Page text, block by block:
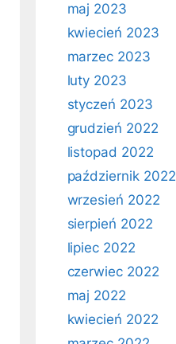
maj 2023
kwiecień 2023
marzec 2023
luty 2023
styczeń 2023
grudzień 2022
listopad 2022
październik 2022
wrzesień 2022
sierpień 2022
lipiec 2022
czerwiec 2022
maj 2022
kwiecień 2022